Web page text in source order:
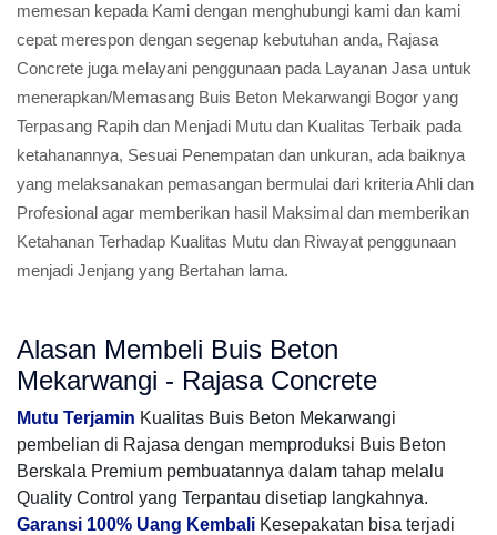
memesan kepada Kami dengan menghubungi kami dan kami
cepat merespon dengan segenap kebutuhan anda, Rajasa
Concrete juga melayani penggunaan pada Layanan Jasa untuk
menerapkan/Memasang Buis Beton Mekarwangi Bogor yang
Terpasang Rapih dan Menjadi Mutu dan Kualitas Terbaik pada
ketahanannya, Sesuai Penempatan dan unkuran, ada baiknya
yang melaksanakan pemasangan bermulai dari kriteria Ahli dan
Profesional agar memberikan hasil Maksimal dan memberikan
Ketahanan Terhadap Kualitas Mutu dan Riwayat penggunaan
menjadi Jenjang yang Bertahan lama.
Alasan Membeli Buis Beton
Mekarwangi - Rajasa Concrete
Mutu Terjamin Kualitas Buis Beton Mekarwangi
pembelian di Rajasa dengan memproduksi Buis Beton
Berskala Premium pembuatannya dalam tahap melalu
Quality Control yang Terpantau disetiap langkahnya.
Garansi 100% Uang Kembali Kesepakatan bisa terjadi